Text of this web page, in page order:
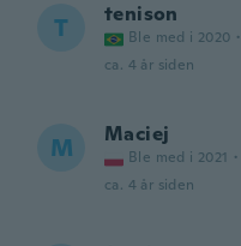
T tenison
Ble med i 2020 ·
ca. 4 år siden
M Maciej
Ble med i 2021 ·
ca. 4 år siden